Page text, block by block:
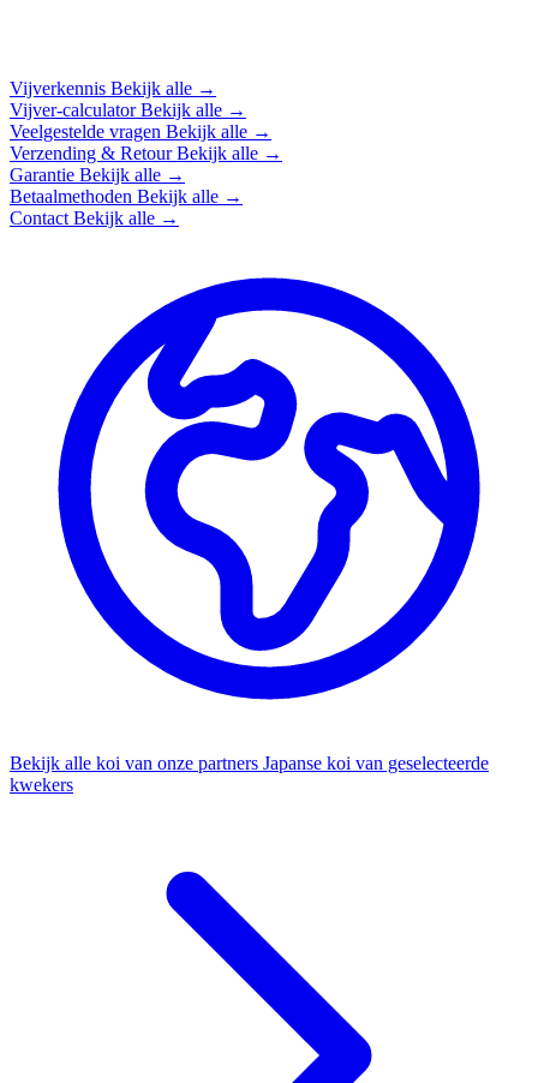
Vijverkennis Bekijk alle →
Vijver-calculatorBekijk alle →
Veelgestelde vragen Bekijk alle →
Verzending & RetourBekijk alle →
Garantie Bekijk alle →
Betaalmethoden Bekijk alle →
Contact Bekijk alle →
Bekijk alle koi van onze partners Japanse koi van geselecteerde
kwekers